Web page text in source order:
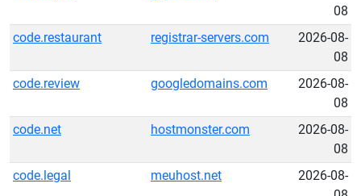
08
code.restaurant
registrar-servers.com
2026-08-
08
code.review
googledomains.com
2026-08-
08
code.net
hostmonster.com
2026-08-
08
code.legal
meuhost.net
2026-08-